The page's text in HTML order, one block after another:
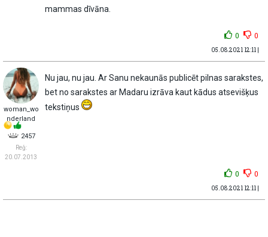
mammas dīvāna.
0 0
05.08.2021 12:11 |
woman_wo
nderland
2457
Reģ:
20.07.2013
Nu jau, nu jau. Ar Sanu nekaunās publicēt pilnas sarakstes,
bet no sarakstes ar Madaru izrāva kaut kādus atsevišķus
tekstiņus
0 0
05.08.2021 12:11 |